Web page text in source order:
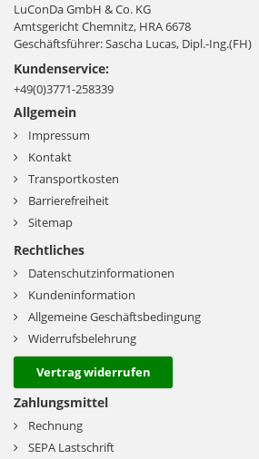
LuConDa GmbH & Co. KG
Amtsgericht Chemnitz, HRA 6678
Geschäftsführer: Sascha Lucas, Dipl.-Ing.(FH)
Kundenservice:
+49(0)3771-258339
Allgemein
Impressum
Kontakt
Transportkosten
Barrierefreiheit
Sitemap
Rechtliches
Datenschutzinformationen
Kundeninformation
Allgemeine Geschäftsbedingung
Widerrufsbelehrung
Vertrag widerrufen
Zahlungsmittel
Rechnung
SEPA Lastschrift